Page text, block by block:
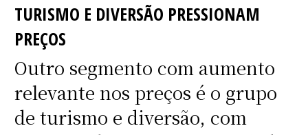
TURISMO E DIVERSÃO PRESSIONAM
PREÇOS
Outro segmento com aumento
relevante nos preços é o grupo
de turismo e diversão, com